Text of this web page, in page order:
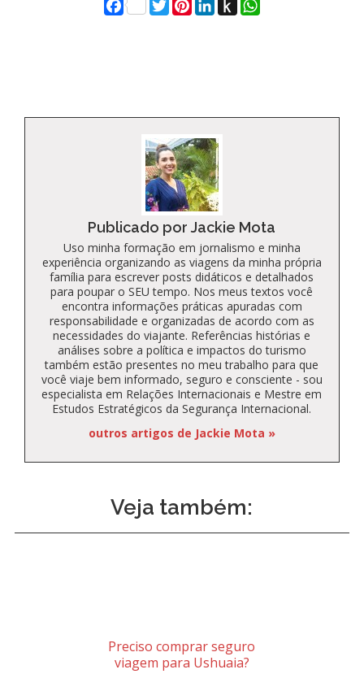
to
Publicado por Jackie Mota
Uso minha formação em jornalismo e minha
experiência organizando as viagens da minha própria
família para escrever posts didáticos e detalhados
para poupar o SEU tempo. Nos meus textos você
encontra informações práticas apuradas com
responsabilidade e organizadas de acordo com as
necessidades do viajante. Referências histórias e
análises sobre a política e impactos do turismo
também estão presentes no meu trabalho para que
você viaje bem informado, seguro e consciente - sou
especialista em Relações Internacionais e Mestre em
Estudos Estratégicos da Segurança Internacional.
outros artigos de Jackie Mota »
Veja também:
Preciso comprar seguro
viagem para Ushuaia?